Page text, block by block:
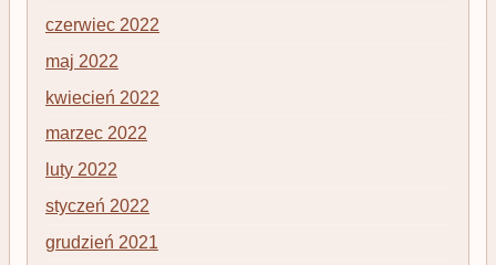
czerwiec 2022
maj 2022
kwiecień 2022
marzec 2022
luty 2022
styczeń 2022
grudzień 2021